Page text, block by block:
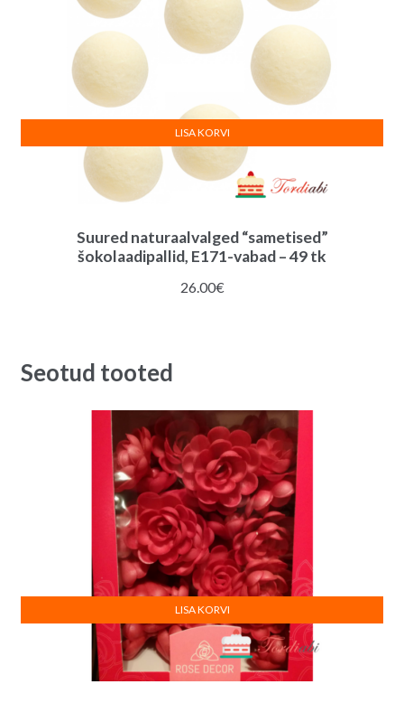
Suured naturaalvalged “sametised”
šokolaadipallid, E171-vabad – 49 tk
26.00€
LISA KORVI
Seotud tooted
LISA KORVI